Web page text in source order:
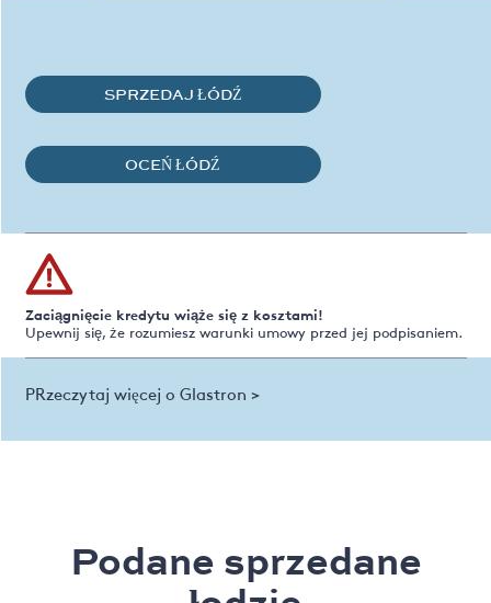
SPRZEDAJ ŁÓDŹ
OCEŃ ŁÓDŹ
Zaciągnięcie kredytu wiąże się z kosztami!
Upewnij się, że rozumiesz warunki umowy przed jej podpisaniem.
PRzeczytaj więcej o Glastron >
Podane sprzedane